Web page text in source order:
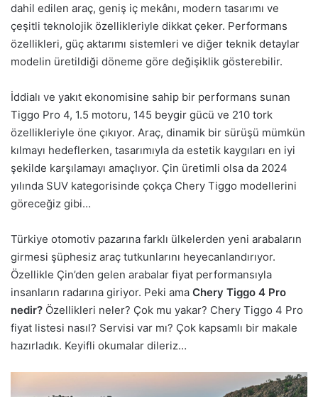
dahil edilen araç, geniş iç mekânı, modern tasarımı ve
çeşitli teknolojik özellikleriyle dikkat çeker. Performans
özellikleri, güç aktarımı sistemleri ve diğer teknik detaylar
modelin üretildiği döneme göre değişiklik gösterebilir.
İddialı ve yakıt ekonomisine sahip bir performans sunan
Tiggo Pro 4, 1.5 motoru, 145 beygir gücü ve 210 tork
özellikleriyle öne çıkıyor. Araç, dinamik bir sürüşü mümkün
kılmayı hedeflerken, tasarımıyla da estetik kaygıları en iyi
şekilde karşılamayı amaçlıyor. Çin üretimli olsa da 2024
yılında SUV kategorisinde çokça Chery Tiggo modellerini
göreceğiz gibi…
Türkiye otomotiv pazarına farklı ülkelerden yeni arabaların
girmesi şüphesiz araç tutkunlarını heyecanlandırıyor.
Özellikle Çin’den gelen arabalar fiyat performansıyla
insanların radarına giriyor. Peki ama Chery Tiggo 4 Pro
nedir? Özellikleri neler? Çok mu yakar? Chery Tiggo 4 Pro
fiyat listesi nasıl? Servisi var mı? Çok kapsamlı bir makale
hazırladık. Keyifli okumalar dileriz…